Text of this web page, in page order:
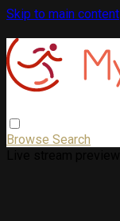
Skip to main content
Browse Search